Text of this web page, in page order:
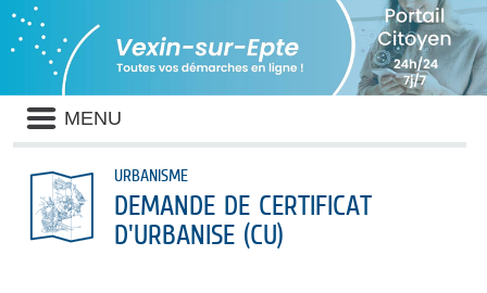
Liste
des
avertissements
MENU
URBANISME
DEMANDE DE CERTIFICAT
D'URBANISE (CU)
Panneau de gestion des cookies